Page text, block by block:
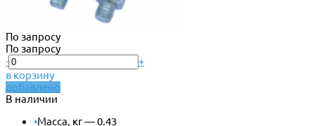
По запросу
По запросу
-
+
в корзину
добавлено
В наличии
•Масса, кг — 0.43